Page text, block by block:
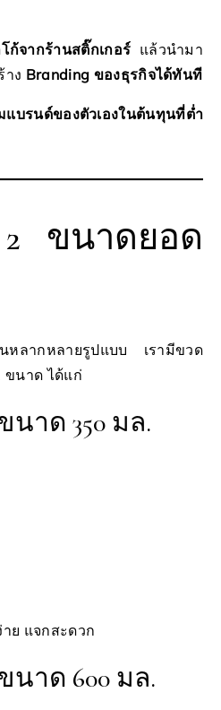
ก้จากร้านสติ๊กเกอร์ แล้วนำมา
ง Branding ของธุรกิจได้ทันที
แบรนด์ของตัวเองในต้นทุนที่ต่ำ
ขนาดยอด
นหลากหลายรูปแบบ เรามีขวด
ขนาด ได้แก่
าด 350 มล.
ย แจกสะดวก
าด 600 มล.